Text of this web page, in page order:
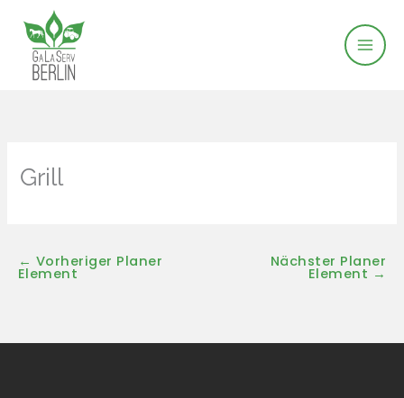
Inhalt
springen
Grill
← Vorheriger Planer
Element
Nächster Planer
Element →